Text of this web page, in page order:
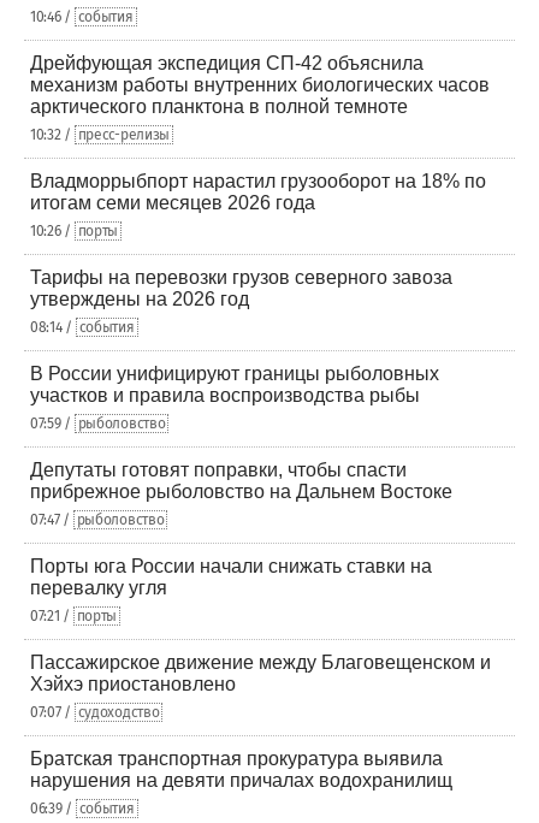
10:46 / события
Дрейфующая экспедиция СП-42 объяснила
механизм работы внутренних биологических часов
арктического планктона в полной темноте
10:32 / пресс-релизы
Владморрыбпорт нарастил грузооборот на 18% по
итогам семи месяцев 2026 года
10:26 / порты
Тарифы на перевозки грузов северного завоза
утверждены на 2026 год
08:14 / события
В России унифицируют границы рыболовных
участков и правила воспроизводства рыбы
07:59 / рыболовство
Депутаты готовят поправки, чтобы спасти
прибрежное рыболовство на Дальнем Востоке
07:47 / рыболовство
Порты юга России начали снижать ставки на
перевалку угля
07:21 / порты
Пассажирское движение между Благовещенском и
Хэйхэ приостановлено
07:07 / судоходство
Братская транспортная прокуратура выявила
нарушения на девяти причалах водохранилищ
06:39 / события